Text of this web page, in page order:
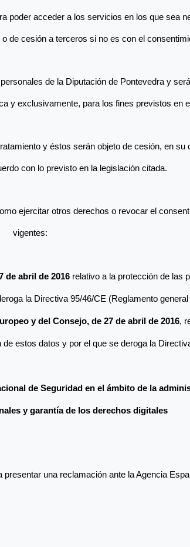
poder acceder a los servicios en los que sea
de cesión a terceros si no es con el
de la Diputación de Pontevedra y
y exclusivamente, para los fines previstos en
y éstos serán objeto de cesión, en
con lo previsto en la legislación citada.
ejercitar otros derechos o revocar el
vigentes:
de abril de 2016 relativo a la protección de las
la Directiva 95/46/CE (Reglamento
y del Consejo, de 27 de abril de 2016,
estos datos y por el que se deroga la
de Seguridad en el ámbito de la
y garantía de los derechos digitales
una reclamación ante la Agencia